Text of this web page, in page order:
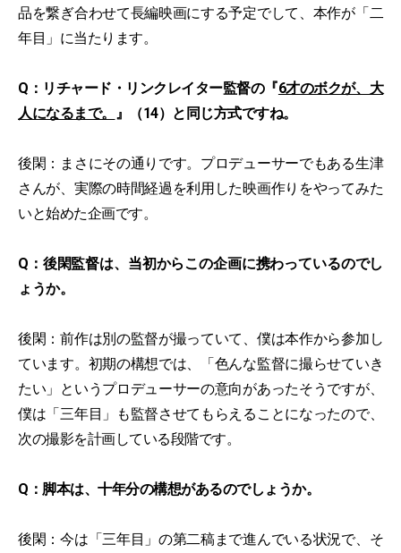
品を繋ぎ合わせて長編映画にする予定でして、本作が「二
年目」に当たります。
Q：リチャード・リンクレイター監督の『6才のボクが、大
人になるまで。 』（14）と同じ方式ですね。
後閑：まさにその通りです。プロデューサーでもある生津
さんが、実際の時間経過を利用した映画作りをやってみた
いと始めた企画です。
Q：後閑監督は、当初からこの企画に携わっているのでし
ょうか。
後閑：前作は別の監督が撮っていて、僕は本作から参加し
ています。初期の構想では、「色んな監督に撮らせていき
たい」というプロデューサーの意向があったそうですが、
僕は「三年目」も監督させてもらえることになったので、
次の撮影を計画している段階です。
Q：脚本は、十年分の構想があるのでしょうか。
後閑：今は「三年目」の第二稿まで進んでいる状況で、そ